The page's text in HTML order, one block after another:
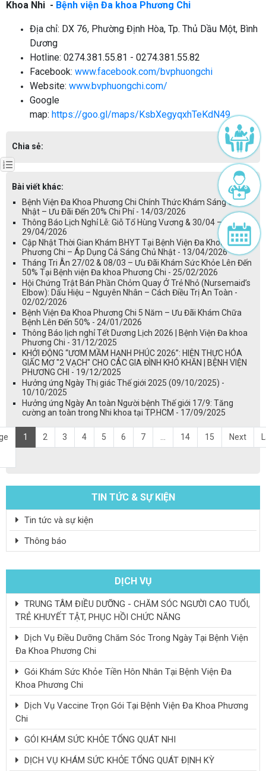
Khoa Nhi - Bệnh viện Đa khoa Phương Chi
Địa chỉ: DX 76, Phường Định Hòa, Tp. Thủ Dầu Một, Bình
Dương
Hotline: 0274.381.55.81 - 0274.381.55.82
Facebook: www.facebook.com/bvphuongchi
Website: www.bvphuongchi.com/
Google
map: https://goo.gl/maps/KsbXegyqxhTeKdN49
Chia sẻ:
Bài viết khác:
Bệnh Viện Đa Khoa Phương Chi Chính Thức Khám Sáng Chủ
Nhật – Ưu Đãi Đến 20% Chi Phí - 14/03/2026
Thông Báo Lịch Nghỉ Lễ: Giỗ Tổ Hùng Vương & 30/04 – 01/05 -
29/04/2026
Cập Nhật Thời Gian Khám BHYT Tại Bệnh Viện Đa Khoa
Phương Chi – Áp Dụng Cả Sáng Chủ Nhật - 13/04/2026
Tháng Tri Ân 27/02 & 08/03 – Ưu Đãi Khám Sức Khỏe Lên Đến
50% Tại Bệnh viện Đa khoa Phương Chi - 25/02/2026
Hội Chứng Trật Bán Phần Chỏm Quay Ở Trẻ Nhỏ (Nursemaid’s
Elbow): Dấu Hiệu – Nguyên Nhân – Cách Điều Trị An Toàn -
02/02/2026
Bệnh Viện Đa Khoa Phương Chi 5 Năm – Ưu Đãi Khám Chữa
Bệnh Lên Đến 50% - 24/01/2026
Thông Báo lịch nghỉ Tết Dương Lịch 2026 | Bệnh Viện Đa khoa
Phương Chi - 31/12/2025
KHỞI ĐỘNG “ƯƠM MẦM HẠNH PHÚC 2026”: HIỆN THỰC HÓA
GIẤC MƠ "2 VẠCH" CHO CÁC GIA ĐÌNH KHÓ KHĂN | BỆNH VIỆN
PHƯƠNG CHI - 19/12/2025
Hưởng ứng Ngày Thị giác Thế giới 2025 (09/10/2025) -
10/10/2025
Hưởng ứng Ngày An toàn Người bệnh Thế giới 17/9: Tăng
cường an toàn trong Nhi khoa tại TP.HCM - 17/09/2025
1 2 3 4 5 6 7 ... 14 15 Next
TIN TỨC & SỰ KIỆN
Tin tức và sự kiện
Thông báo
DỊCH VỤ
TRUNG TÂM ĐIỀU DƯỠNG - CHĂM SÓC NGƯỜI CAO TUỔI,
TRẺ KHUYẾT TẬT, PHỤC HỒI CHỨC NĂNG
Dịch Vụ Điều Dưỡng Chăm Sóc Trong Ngày Tại Bệnh Viện
Đa Khoa Phương Chi
Gói Khám Sức Khỏe Tiền Hôn Nhân Tại Bệnh Viện Đa
Khoa Phương Chi
Dịch Vụ Vaccine Trọn Gói Tại Bệnh Viện Đa Khoa Phương
Chi
GÓI KHÁM SỨC KHỎE TỔNG QUÁT NHI
DỊCH VỤ KHÁM SỨC KHỎE TỔNG QUÁT ĐỊNH KỲ